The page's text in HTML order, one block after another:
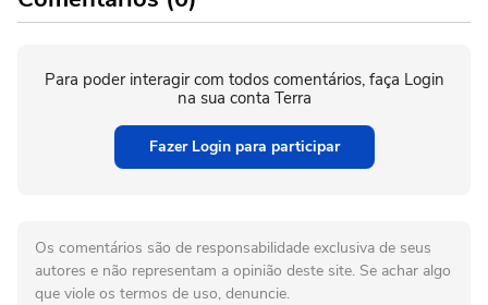
Para poder interagir com todos comentários, faça Login
na sua conta Terra
Fazer Login para participar
Os comentários são de responsabilidade exclusiva de seus
autores e não representam a opinião deste site. Se achar algo
que viole os termos de uso, denuncie.